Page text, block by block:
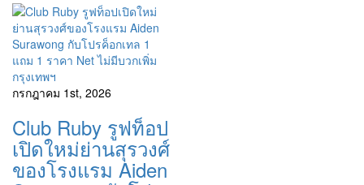
กรุงเทพฯ
กรกฎาคม 1st, 2026
Club Ruby รูฟท็อป
เปิดใหม่ย่านสุรวงศ์
ของโรงแรม Aiden